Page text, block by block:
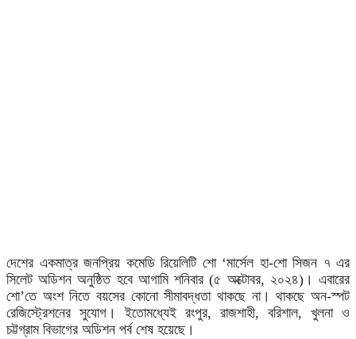
দেশের একমাত্র জনপ্রিয় কমেডি রিয়েলিটি শো ‘মার্সেল হা-শো সিজন ৭ এর
সিলেট অডিশন অনুষ্ঠিত হবে আগামি শনিবার (৫ অক্টোবর, ২০২৪)। এবারের
শো’তে অংশ নিতে বয়সের কোনো সীমাবদ্ধতা থাকছে না। থাকছে অন-স্পট
রেজিস্ট্রেশনের সুযোগ। ইতোমধ্যেই রংপুর, রাজশাহী, বরিশাল, খুলনা ও
চট্টগ্রাম বিভাগের অডিশন পর্ব শেষ হয়েছে।